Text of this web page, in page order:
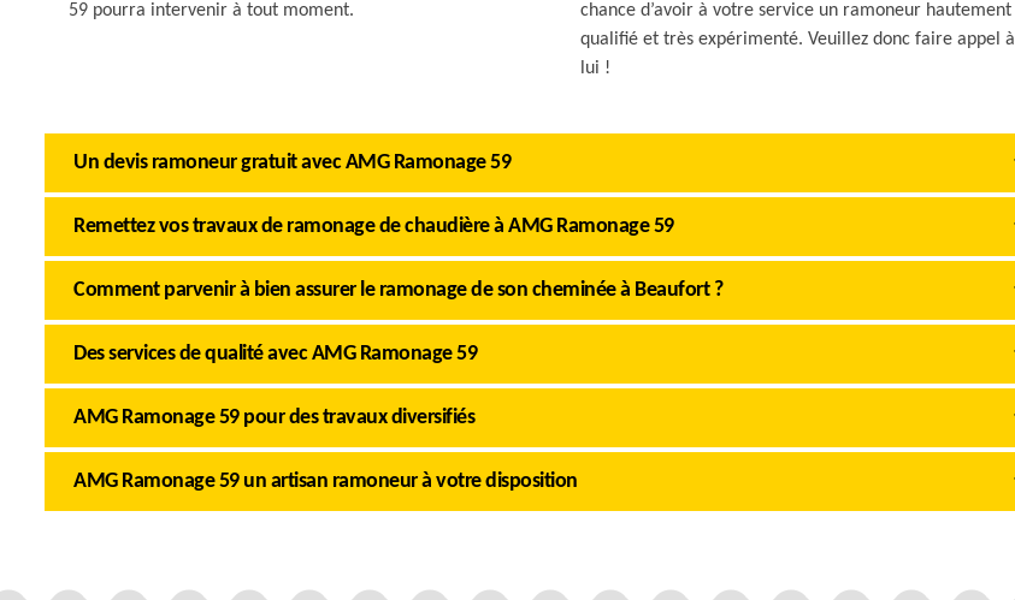
59 pourra intervenir à tout moment.
chance d’avoir à votre service un ramoneur hautement
qualifié et très expérimenté. Veuillez donc faire appel à
lui !
Un devis ramoneur gratuit avec AMG Ramonage 59
Remettez vos travaux de ramonage de chaudière à AMG Ramonage 59
Comment parvenir à bien assurer le ramonage de son cheminée à Beaufort ?
Des services de qualité avec AMG Ramonage 59
AMG Ramonage 59 pour des travaux diversifiés
AMG Ramonage 59 un artisan ramoneur à votre disposition